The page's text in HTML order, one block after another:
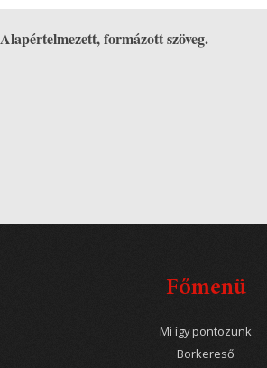
Alapértelmezett, formázott szöveg.
Főmenü
Mi így pontozunk
Borkereső